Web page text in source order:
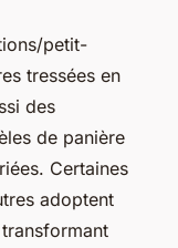
petit-
tressées en
des
de panière
Certaines
adoptent